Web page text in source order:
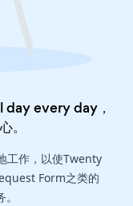
day every day，
。
工作，以使Twenty
Form之类的